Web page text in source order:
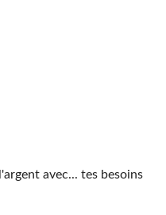
avec... tes besoins